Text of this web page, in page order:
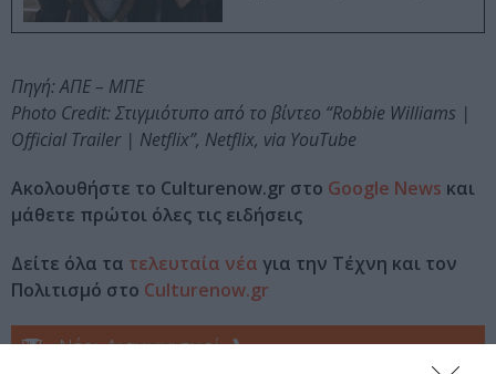
Πηγή: ΑΠΕ – ΜΠΕ
Photo Credit: Στιγμιότυπο από το βίντεο “Robbie Williams |
Official Trailer | Netflix”, Netflix, via YouTube
Ακολουθήστε το Culturenow.gr στο Google News και
μάθετε πρώτοι όλες τις ειδήσεις
Δείτε όλα τα τελευταία νέα για την Τέχνη και τον
Πολιτισμό στο Culturenow.gr
Νέοι Διαγωνισμοί❯